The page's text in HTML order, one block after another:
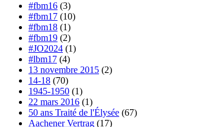
#fbm16 (3)
#fbm17 (10)
#fbm18 (1)
#fbm19 (2)
#JO2024 (1)
#lbm17 (4)
13 novembre 2015 (2)
14-18 (70)
1945-1950 (1)
22 mars 2016 (1)
50 ans Traité de l'Élysée (67)
Aachener Vertrag (17)